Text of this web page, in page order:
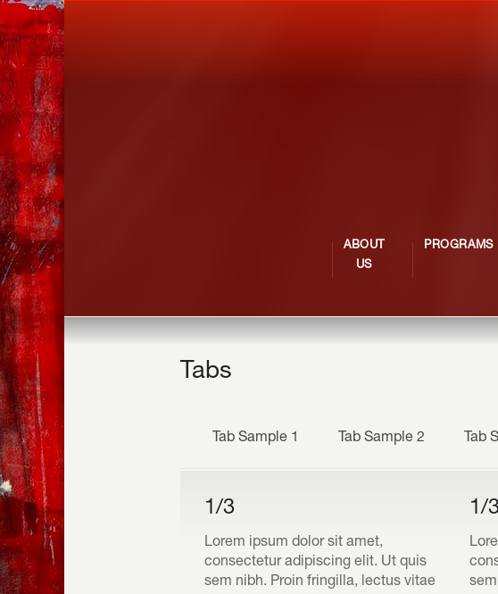
ABOUT
US
PROGRAMS
Tabs
Tab Sample 1 Tab Sample 2 Tab
1/3
Lorem ipsum dolor sit amet,
consectetur adipiscing elit. Ut quis
sem nibh. Proin fringilla, lectus vitae
1/